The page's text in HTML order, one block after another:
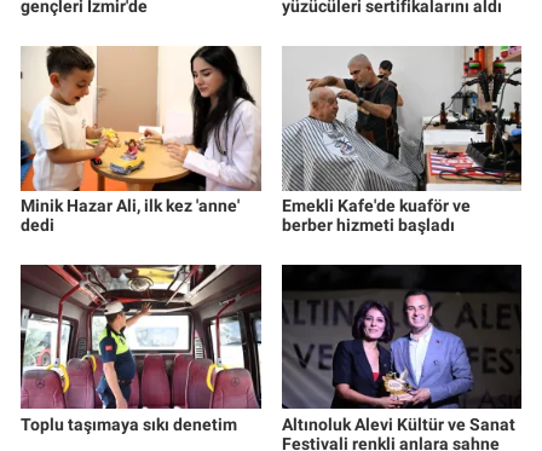
gençleri İzmir'de
yüzücüleri sertifikalarını aldı
Minik Hazar Ali, ilk kez 'anne'
dedi
Emekli Kafe'de kuaför ve
berber hizmeti başladı
Toplu taşımaya sıkı denetim
Altınoluk Alevi Kültür ve Sanat
Festivali renkli anlara sahne